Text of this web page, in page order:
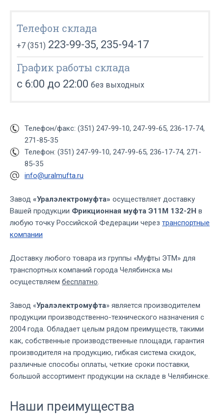
Телефон склада
+7 (351) 223-99-35, 235-94-17
График работы склада
с 6:00 до 22:00 без выходных
Телефон/факс: (351) 247-99-10, 247-99-65, 236-17-74,
271-85-35
Телефон: (351) 247-99-10, 247-99-65, 236-17-74, 271-
85-35
info@uralmufta.ru
Завод «Уралэлектромуфта» осуществляет доставку
Вашей продукции Фрикционная муфта Э11М 132-2Н в
любую точку Российской Федерации через транспортные
компании
Доставку любого товара из группы «Муфты ЭТМ» для
транспортных компаний города Челябинска мы
осуществляем бесплатно.
Завод «Уралэлектромуфта» является производителем
продукции производственно-технического назначения с
2004 года. Обладает целым рядом преимуществ, такими
как, собственные производственные площади, гарантия
производителя на продукцию, гибкая система скидок,
различные способы оплаты, четкие сроки поставки,
большой ассортимент продукции на складе в Челябинске.
Наши преимущества